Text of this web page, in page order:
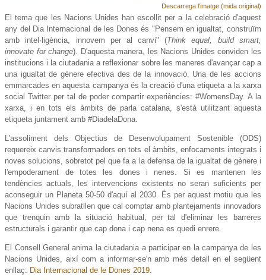
Descarrega l'imatge (mida original)
El tema que les Nacions Unides han escollit per a la celebració d'aquest
any del Dia Internacional de les Dones és "Pensem en igualtat, construïm
amb intel·ligència, innovem per al canvi" (Think equal, build smart,
innovate for change). D'aquesta manera, les Nacions Unides conviden les
institucions i la ciutadania a reflexionar sobre les maneres d'avançar cap a
una igualtat de gènere efectiva des de la innovació. Una de les accions
emmarcades en aquesta campanya és la creació d'una etiqueta a la xarxa
social Twitter per tal de poder compartir experiències: #WomensDay. A la
xarxa, i en tots els àmbits de parla catalana, s'està utilitzant aquesta
etiqueta juntament amb #DiadelaDona.
L'assoliment delsObjectius de Desenvolupament Sostenible (ODS)
requereix canvis transformadors en tots el àmbits , enfocaments integrats i
noves solucions , sobretot pel que fa a la defensa de la igualtat de gènere i
l'empoderament
de totes les dones i nenes. Si es mantenen
les
tendències actuals les intervencions existents no seran suficients per
aconseguir un Planeta 50-50 d'aquí al 2030.
És per aquest motiu que les
Nacions Unides subratllen que cal comptar amb plantejaments innovadors
que trenquin amb la situació habitual , per tal d'eliminar les
barreres
estructurals i garantir que cap dona i cap nena es quedi enrere
El Consell General anima la ciutadania a participar en la campanya de les
Nacions Unides, així com a informar-se'n amb més detall en el següent
enllaç: Dia Internacional de le Dones 2019